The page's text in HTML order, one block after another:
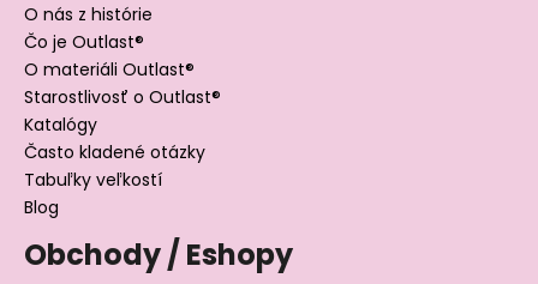
O nás z histórie
Čo je Outlast®
O materiáli Outlast®
Starostlivosť o Outlast®
Katalógy
Často kladené otázky
Tabuľky veľkostí
Blog
Obchody / Eshopy